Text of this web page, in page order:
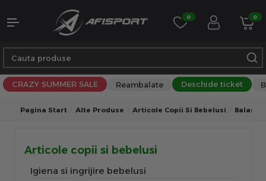
0 0
CRAZY SUMMER SALE Reambalate Deschide ticket
Pagina Start Alte Produse Articole Copii Si Bebelusi
Articole copii si bebelusi
Igiena si ingrijire bebelusi